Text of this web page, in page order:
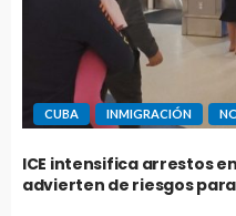
CUBA INMIGRACIÓN
ICE intensifica arrestos
advierten de riesgos